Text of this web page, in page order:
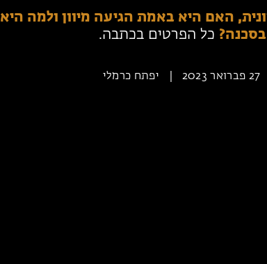
האם היא באמת הגיעה מיוון ולמה היא
בסכנה? כל הפרטים בכתבה.
27 פברואר 2023 יפתח כרמלי